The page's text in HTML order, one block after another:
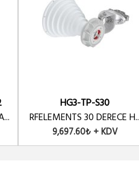
HG3-TP-S30
RFELEMENTS 30 DERECE
9,697.60₺ + KDV